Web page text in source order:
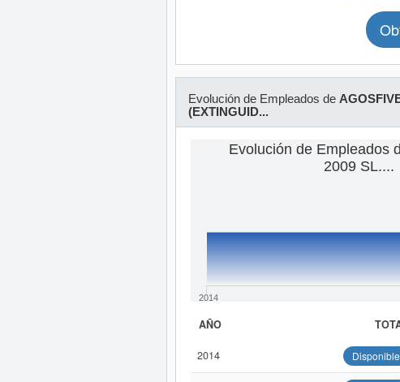
Evolución de Empleados de
(EXTINGUID...
Evolución de Empleados
2009 SL....
2014
AÑO
2014 Disponible